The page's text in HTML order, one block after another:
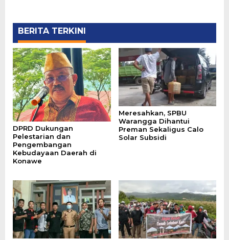
BERITA TERKINI
DPRD Dukungan
Pelestarian dan
Pengembangan
Kebudayaan Daerah di
Konawe
Meresahkan, SPBU
Warangga Dihantui
Preman Sekaligus Calo
Solar Subsidi